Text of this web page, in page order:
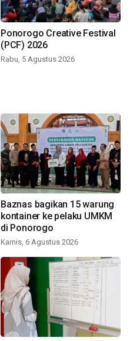
Ponorogo Creative Festival
(PCF) 2026
Rabu, 5 Agustus 2026
Baznas bagikan 15 warung
kontainer ke pelaku UMKM
di Ponorogo
Kamis, 6 Agustus 2026